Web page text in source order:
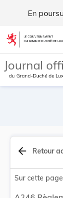
En
Aller au contenu
Journal
du Grand-Duché de
arrow_back Retour
Sur cette page